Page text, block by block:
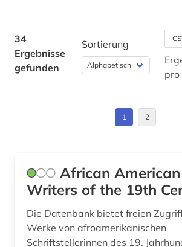
sozialwissenschaften (1)
sprachgemeinschaft (1)
whitman (1)
wochenzeitschrift (1)
34
Ergebnisse
gefunden
Sortierung
pro
1 2
African
Writers of the 19th
Die Datenbank bietet freien
Werke von afroamerikanischen
Schriftstellerinnen des 19.